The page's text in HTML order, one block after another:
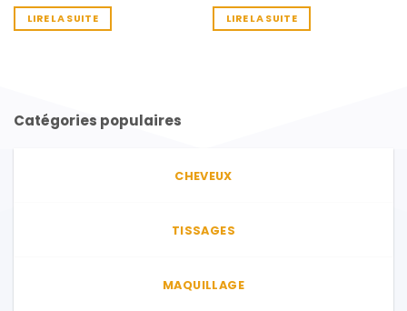
LIRE LA SUITE LIRE LA SUITE
Catégories populaires
CHEVEUX
TISSAGES
MAQUILLAGE